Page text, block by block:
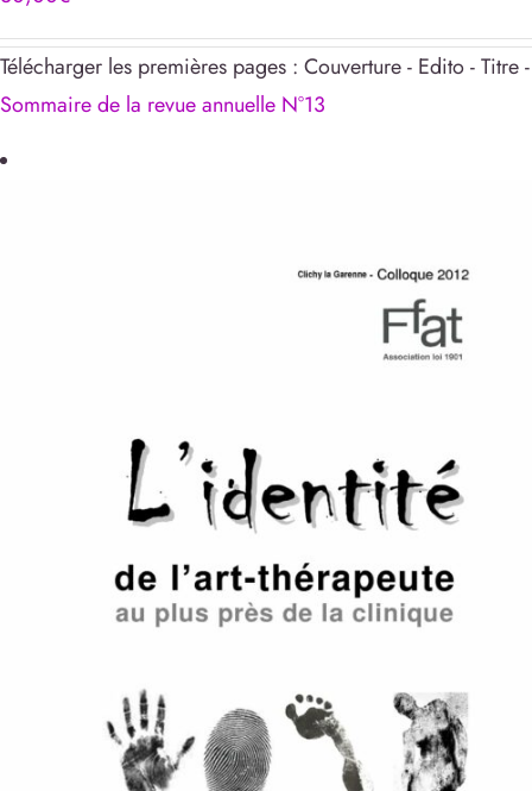
Télécharger les premières pages : Couverture - Edito - Titre -
Sommaire de la revue annuelle N°13